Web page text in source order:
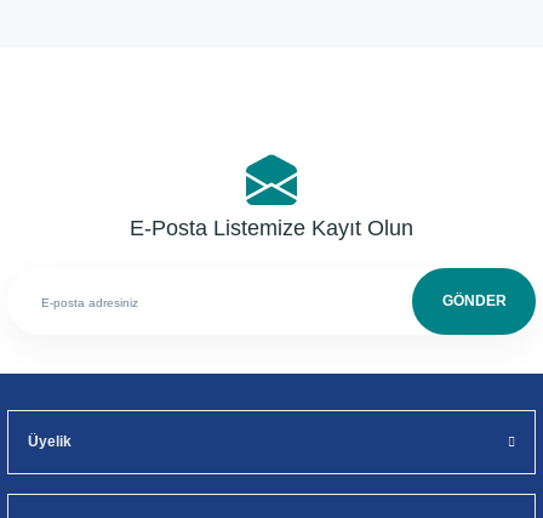
E-Posta Listemize Kayıt Olun
GÖNDER
Üyelik